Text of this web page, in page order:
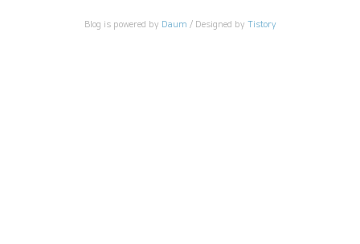
스 휠 클릭을 했을 때 광폭 태세, shift키 누르고 휠 클릭
Blog is powered by Daum / Designed by Tistory